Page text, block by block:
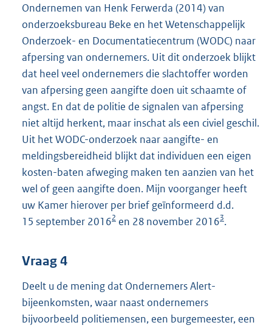
Ondernemen van Henk Ferwerda (2014) van
onderzoeksbureau Beke en het Wetenschappelijk
Onderzoek- en Documentatiecentrum (WODC) naar
afpersing van ondernemers. Uit dit onderzoek blijkt
dat heel veel ondernemers die slachtoffer worden
van afpersing geen aangifte doen uit schaamte of
angst. En dat de politie de signalen van afpersing
niet altijd herkent, maar inschat als een civiel geschil.
Uit het WODC-onderzoek naar aangifte- en
meldingsbereidheid blijkt dat individuen een eigen
kosten-baten afweging maken ten aanzien van het
wel of geen aangifte doen. Mijn voorganger heeft
uw Kamer hierover per brief geïnformeerd d.d.
15 september 20162 en 28 november 20163.
Vraag 4
Deelt u de mening dat Ondernemers Alert-
bijeenkomsten, waar naast ondernemers
bijvoorbeeld politiemensen, een burgemeester, een